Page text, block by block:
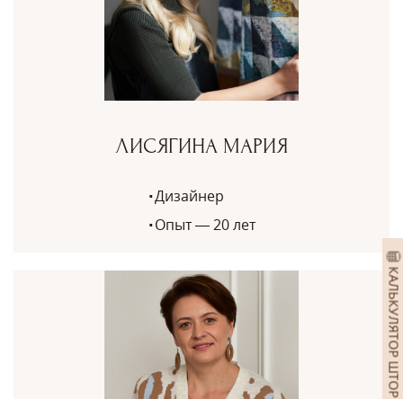
КАЛЬКУЛЯТОР ШТОР
ЛИСЯГИНА МАРИЯ
Дизайнер
Опыт — 20 лет